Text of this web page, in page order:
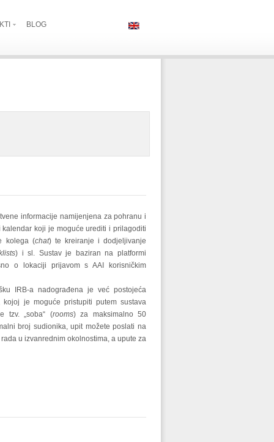
BLOG
informacije namijenjena za pohranu i
kalendar koji je moguće urediti i prilagoditi
kolega (chat) te kreiranje i dodjeljivanje
) i sl. Sustav je baziran na platformi
o lokaciji prijavom s AAI korisničkim
IRB-a nadograđena je već postojeća
kojoj je moguće pristupiti putem sustava
tzv. „soba“ (rooms) za maksimalno 50
broj sudionika, upit možete poslati na
u izvanrednim okolnostima, a upute za